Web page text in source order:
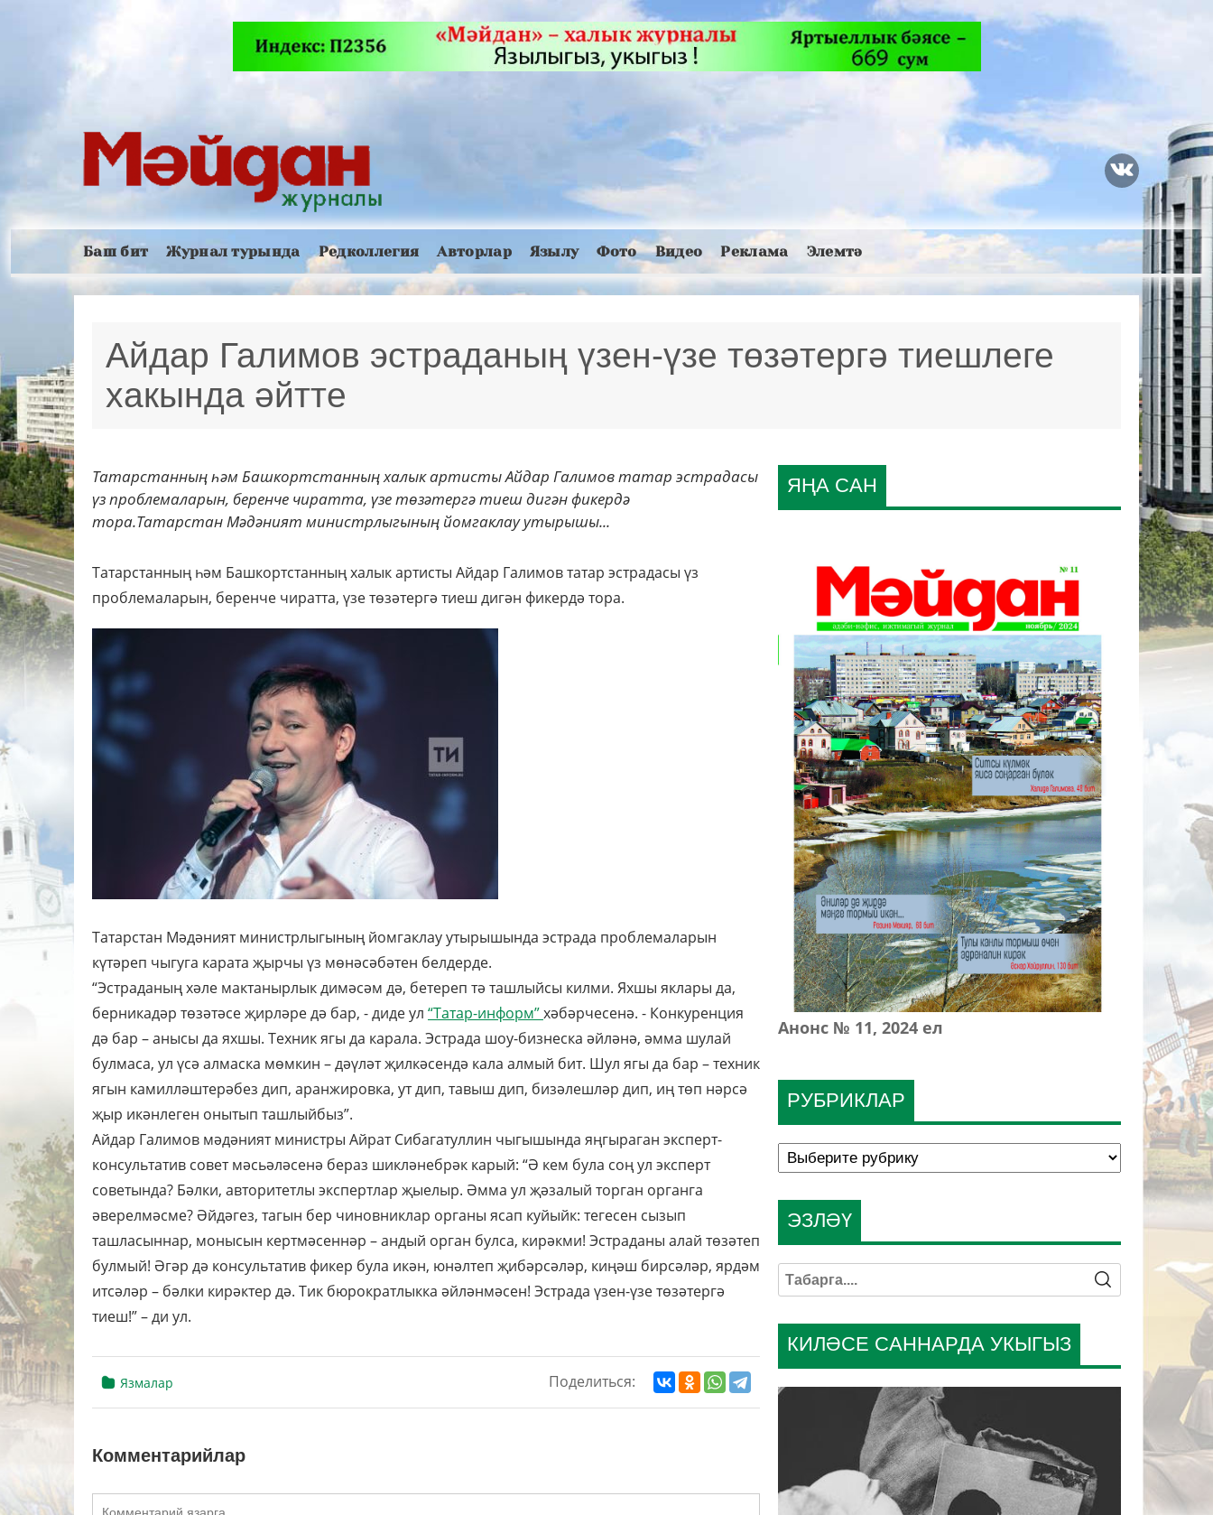
Баш бит Журнал турында Редколлегия Авторлар Язылу Фото Видео Реклама Элемтә
Айдар Галимов эстраданың үзен-үзе төзәтергә тиешлеге
хакында әйтте
Татарстанның һәм Башкортстанның халык артисты Айдар Галимов татар эстрадасы
үз проблемаларын, беренче чиратта, үзе төзәтергә тиеш дигән фикердә
тора.Татарстан Мәдәният министрлыгының йомгаклау утырышы...
Татарстанның һәм Башкортстанның халык артисты Айдар Галимов татар эстрадасы үз
проблемаларын, беренче чиратта, үзе төзәтергә тиеш дигән фикердә тора.
Татарстан Мәдәният министрлыгының йомгаклау утырышында эстрада проблемаларын
күтәреп чыгуга карата җырчы үз мөнәсәбәтен белдерде.
“Эстраданың хәле мактанырлык димәсәм дә, бетереп тә ташлыйсы килми. Яхшы яклары да,
берникадәр төзәтәсе җирләре дә бар, - диде ул “Татар-информ”хәбәрчесенә. - Конкуренция
дә бар – анысы да яхшы. Техник ягы да карала. Эстрада шоу-бизнеска әйләнә, әмма шулай
булмаса, ул үсә алмаска мөмкин – дәүләт җилкәсендә кала алмый бит. Шул ягы да бар – техник
ягын камилләштерәбез дип, аранжировка, ут дип, тавыш дип, бизәлешләр дип, иң төп нәрсә
җыр икәнлеген онытып ташлыйбыз”.
Айдар Галимов мәдәният министры Айрат Сибагатуллин чыгышында яңгыраган эксперт-
консультатив совет мәсьәләсенә бераз шикләнебрәк карый: “Ә кем була соң ул эксперт
советында? Бәлки, авторитетлы экспертлар җыелыр. Әмма ул җәзалый торган органга
әверелмәсме? Әйдәгез, тагын бер чиновниклар органы ясап куйыйк: тегесен сызып
ташласыннар, монысын кертмәсеннәр – андый орган булса, кирәкми! Эстраданы алай төзәтеп
булмый! Әгәр дә консультатив фикер була икән, юнәлтеп җибәрсәләр, киңәш бирсәләр, ярдәм
итсәләр – бәлки кирәктер дә. Тик бюрократлыкка әйләнмәсен! Эстрада үзен-үзе төзәтергә
тиеш!” – ди ул.
Язмалар Поделиться:
Комментарийлар
РУБРИКЛАР
ЯҢА САН
Анонс № 11, 2024 ел
КИЛӘСЕ САННАРДА УКЫГЫЗ
ЭЗЛӘҮ